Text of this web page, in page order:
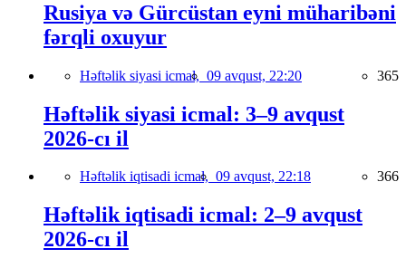
Rusiya və Gürcüstan eyni müharibəni
fərqli oxuyur
Həftəlik siyasi icmal, 09 avqust, 22:20 365
Həftəlik siyasi icmal: 3–9 avqust
2026-cı il
Həftəlik iqtisadi icmal, 09 avqust, 22:18 366
Həftəlik iqtisadi icmal: 2–9 avqust
2026-cı il